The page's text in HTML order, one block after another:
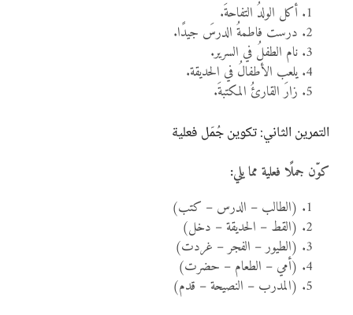
أكل الولدُ التفاحةَ.
درست فاطمةُ الدرسَ جيدًا.
نام الطفلُ في السرير.
يلعب الأطفالُ في الحديقة.
زارَ القارئُ المكتبةَ.
التمرين الثاني: تكوين جُمَل فعلية
كوّن جملًا فعلية مما يلي:
(الطالب – الدرس – كتب)
(القط – الحديقة – دخل)
(الطيور – الفجر – غردت)
(أمي – الطعام – حضرت)
(المدرب – النصيحة – قدم)